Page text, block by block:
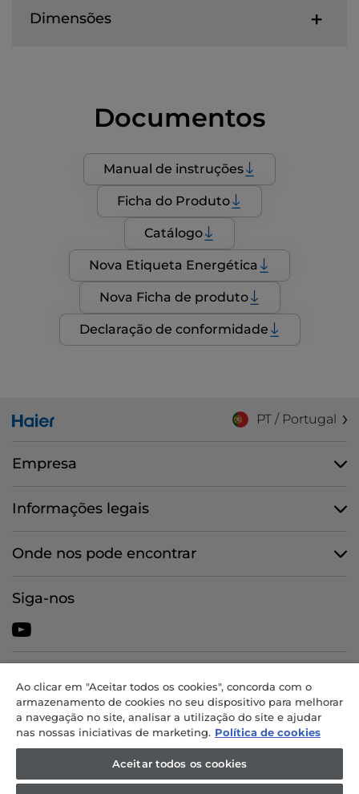
Dimensões
Documentos
Manual de instruções
Ficha do Produto
Catálogo
Nova Etiqueta Energética
Nova Ficha de produto
Declaração de conformidade
PT / Portugal
Empresa
Informações legais
Onde nos pode encontrar
Siga-nos
Comolli, 57 - 20861 Brugherio (MB) - Itália - SEDES
ADMINISTRATIVAS: Via Privata Eden Fumagalli snc - 20861 Brugherio
(MB) e Via Trento n. 20/A-22 - 20871 Vimercate (MB) - Itália - Tel.:
EUR integralmente realizado - Cód. fiscal e n.º de inscrição na
Conservatória do Registo Comercial de Milão-Monza-Brianza-Lodi
Ao clicar em "Aceitar todos os cookies", concorda com o
armazenamento de cookies no seu dispositivo para melhorar
a navegação no site, analisar a utilização do site e ajudar
nas nossas iniciativas de marketing. Política de cookies
Aceitar todos os cookies